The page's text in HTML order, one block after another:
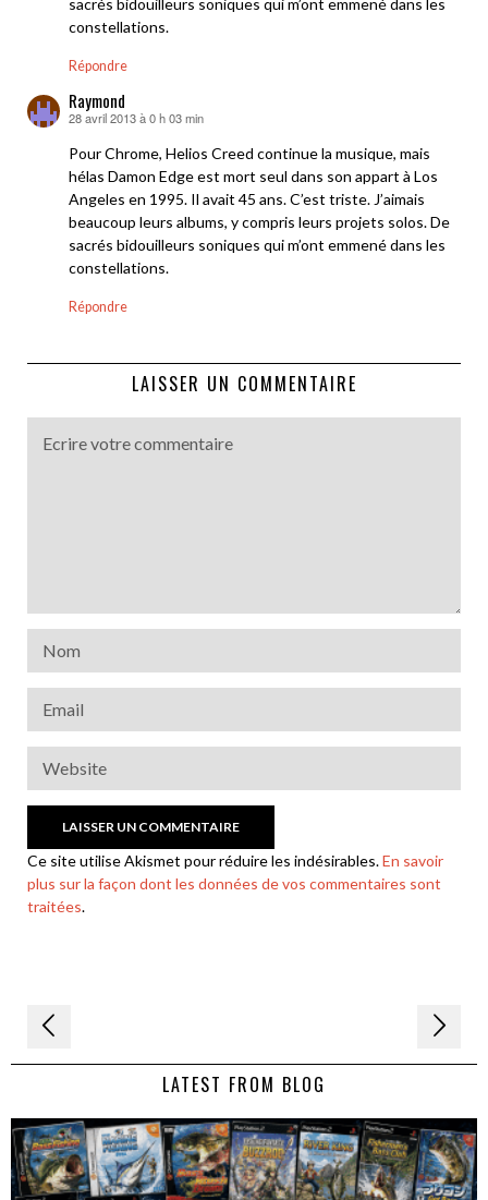
sacrés bidouilleurs soniques qui m’ont emmené dans les
constellations.
Répondre
Raymond
dit :
28 avril 2013 à 0 h 03 min
Pour Chrome, Helios Creed continue la musique, mais
hélas Damon Edge est mort seul dans son appart à Los
Angeles en 1995. Il avait 45 ans. C’est triste. J’aimais
beaucoup leurs albums, y compris leurs projets solos. De
sacrés bidouilleurs soniques qui m’ont emmené dans les
constellations.
Répondre
LAISSER UN COMMENTAIRE
Ce site utilise Akismet pour réduire les indésirables.En savoir
plus sur la façon dont les données de vos commentaires sont
traitées.
Navigation
de LATEST FROM BLOG